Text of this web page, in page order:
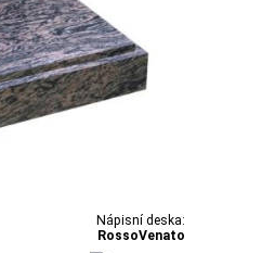
Nápisní deska:
RossoVenato